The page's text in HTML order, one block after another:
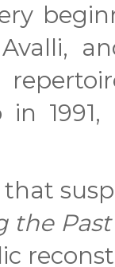
that
the Past